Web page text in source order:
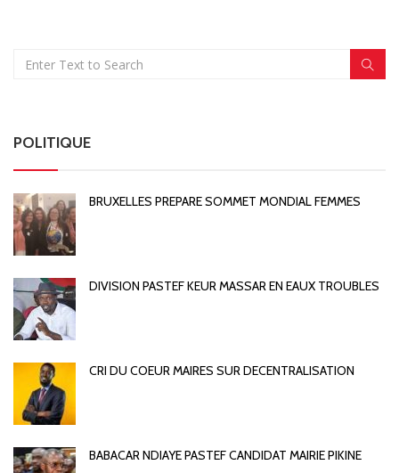
POLITIQUE
BRUXELLES PREPARE SOMMET MONDIAL FEMMES
DIVISION PASTEF KEUR MASSAR EN EAUX TROUBLES
CRI DU COEUR MAIRES SUR DECENTRALISATION
BABACAR NDIAYE PASTEF CANDIDAT MAIRIE PIKINE